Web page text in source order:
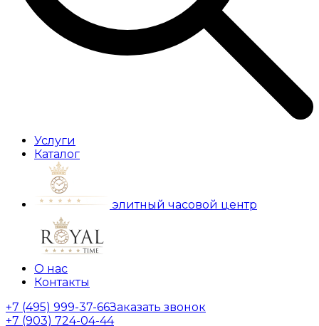
Услуги
Каталог
элитный часовой центр
О нас
Контакты
+7 (495) 999-37-66Заказать звонок
+7 (903) 724-04-44